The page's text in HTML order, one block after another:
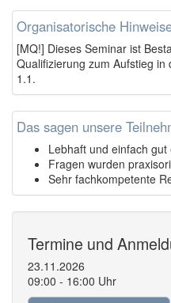
Organisatorische
[MQ!] Dieses Seminar ist
Qualifizierung zum Aufstieg
1.1.
Das sagen unsere
Lebhaft und einfach gut
Fragen wurden
Sehr fachkompetente
Termine und
23.11.2026
09:00 - 16:00 Uhr